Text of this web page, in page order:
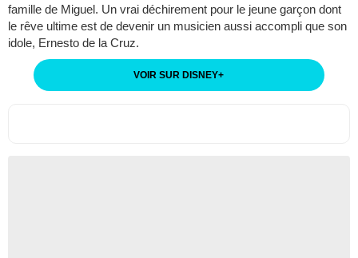
famille de Miguel. Un vrai déchirement pour le jeune garçon dont
le rêve ultime est de devenir un musicien aussi accompli que son
idole, Ernesto de la Cruz.
VOIR SUR DISNEY+